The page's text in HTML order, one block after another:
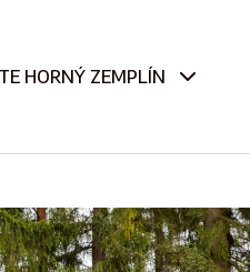
HORNÝ ZEMPLÍN